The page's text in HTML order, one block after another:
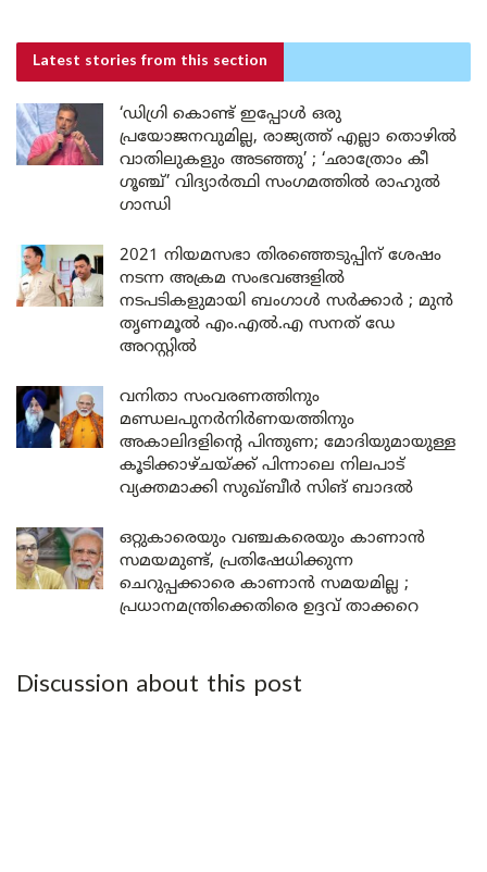
Latest stories from this section
‘ഡിഗ്രി കൊണ്ട് ഇപ്പോൾ ഒരു
പ്രയോജനവുമില്ല, രാജ്യത്ത് എല്ലാ തൊഴിൽ
വാതിലുകളും അടഞ്ഞു’ ; ‘ഛാത്രോം കീ
ഗൂഞ്ച്’ വിദ്യാർത്ഥി സംഗമത്തിൽ രാഹുൽ
ഗാന്ധി
2021 നിയമസഭാ തിരഞ്ഞെടുപ്പിന് ശേഷം
നടന്ന അക്രമ സംഭവങ്ങളിൽ
നടപടികളുമായി ബംഗാൾ സർക്കാർ ; മുൻ
തൃണമൂൽ എം.എൽ.എ സനത് ഡേ
അറസ്റ്റിൽ
വനിതാ സംവരണത്തിനും
മണ്ഡലപുനർനിർണയത്തിനും
അകാലിദളിന്റെ പിന്തുണ; മോദിയുമായുള്ള
കൂടിക്കാഴ്ചയ്ക്ക് പിന്നാലെ നിലപാട്
വ്യക്തമാക്കി സുഖ്ബീർ സിങ് ബാദൽ
ഒറ്റുകാരെയും വഞ്ചകരെയും കാണാൻ
സമയമുണ്ട്, പ്രതിഷേധിക്കുന്ന
ചെറുപ്പക്കാരെ കാണാൻ സമയമില്ല ;
പ്രധാനമന്ത്രിക്കെതിരെ ഉദ്ദവ് താക്കറെ
Discussion about this post